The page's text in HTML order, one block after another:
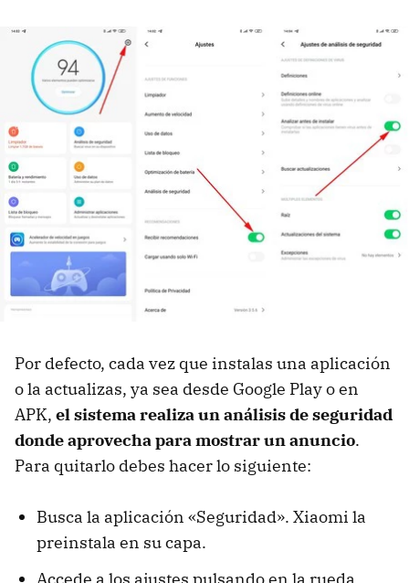
Por defecto, cada vez que instalas una aplicación
o la actualizas, ya sea desde Google Play o en
APK, el sistema realiza un análisis de seguridad
donde aprovecha para mostrar un anuncio.
Para quitarlo debes hacer lo siguiente:
Busca la aplicación «Seguridad». Xiaomi la
preinstala en su capa.